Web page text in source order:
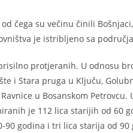
čega su večinu činili
je istribljeno sa
protjeranih. U odnosu
i Stara pruga u Ključu,
u Bosanskom
je 112 lica starijih od 60
90 godina i tri lica starija od